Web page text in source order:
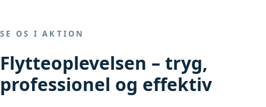
SE OS I AKTION
Flytteoplevelsen – tryg,
professionel og effektiv